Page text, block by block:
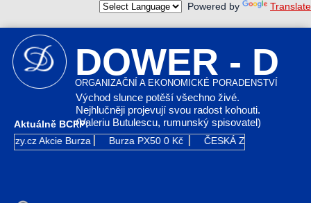
Powered by Translate
DOWER - D
ORGANIZAČNÍ A EKONOMICKÉ PORADENSTVÍ
Východ slunce potěší všechno živé.
Nejhlučněji projevují svou radost kohouti.
(Valeriu Butulescu, rumunský spisovatel)
Aktuálně BCPP:
Akcie Burza Burza PX50 0 Kč ČESKÁ ZBROJOVKA GR